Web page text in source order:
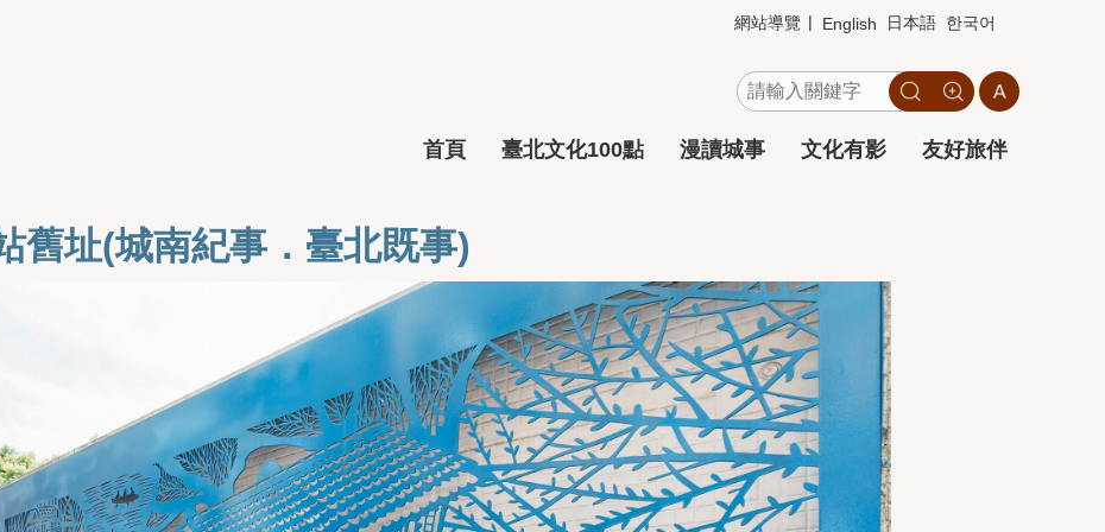
網站導覽 English 日本語 한국어
首頁 臺北文化100點 漫讀城事 文化有影 友好旅伴
舊址(城南紀事．臺北既事)